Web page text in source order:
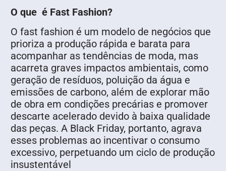
O que é Fast Fashion?
O fast fashion é um modelo de negócios que
prioriza a produção rápida e barata para
acompanhar as tendências de moda, mas
acarreta graves impactos ambientais, como
geração de resíduos, poluição da água e
emissões de carbono, além de explorar mão
de obra em condições precárias e promover
descarte acelerado devido à baixa qualidade
das peças. A Black Friday, portanto, agrava
esses problemas ao incentivar o consumo
excessivo, perpetuando um ciclo de produção
insustentável